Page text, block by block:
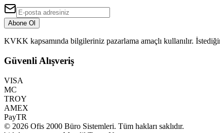
Abone Ol
KVKK kapsamında bilgileriniz pazarlama amaçlı kullanılır.
Güvenli Alışveriş
VISA
MC
TROY
AMEX
PayTR
© 2026 Ofis 2000 Büro Sistemleri. Tüm hakları saklıdır.